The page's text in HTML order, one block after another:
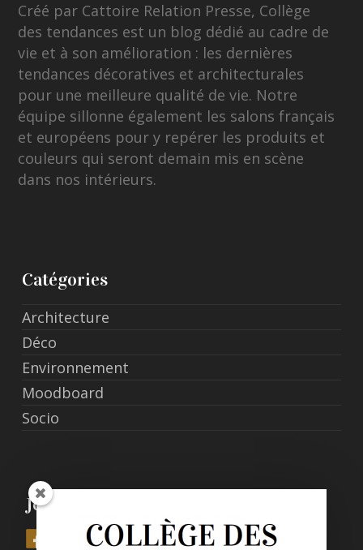
Créé par Cattoire Relation Presse, Collège
des tendances est un blog dédié au cadre de
vie et à son amélioration : les dernières
tendances décoratives et architecturales
pour une meilleure qualité de vie. Notre
équipe sillonne également les salons français
et européens pour y repérer les produits et
couleurs qui seront demain mis en scène
dans nos intérieurs.
Catégories
Architecture
Déco
Environnement
Moodboard
Socio
Join Us